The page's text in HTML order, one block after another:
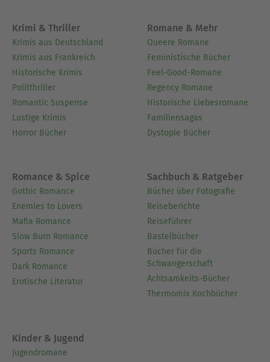
Wissenschaften.
Ausblenden
Krimi & Thriller
Krimis aus Deutschland
Krimis aus Frankreich
Historische Krimis
Politthriller
Romantic Suspense
Lustige Krimis
Horror Bücher
Romane & Mehr
Queere Romane
Feministische Bücher
Feel-Good-Romane
Regency Romane
Historische Liebesromane
Familiensagas
Dystopie Bücher
Romance & Spice
Gothic Romance
Enemies to Lovers
Mafia Romance
Slow Burn Romance
Sports Romance
Dark Romance
Erotische Literatur
Sachbuch & Ratgeber
Bücher über Fotografie
Reiseberichte
Reiseführer
Bastelbücher
Bücher für die
Schwangerschaft
Achtsamkeits-Bücher
Thermomix Kochbücher
Kinder & Jugend
Jugendromane